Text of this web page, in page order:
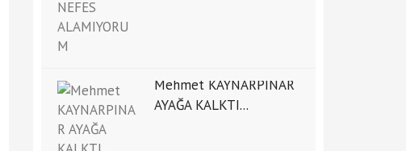
Mehmet KAYNARPINAR
AYAĞA KALKTI...